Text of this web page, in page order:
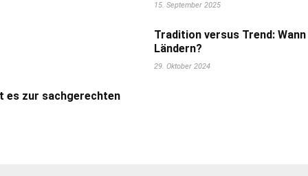
15. September 2025
Tradition versus Trend:
Ländern?
29. Oktober 2024
es zur sachgerechten